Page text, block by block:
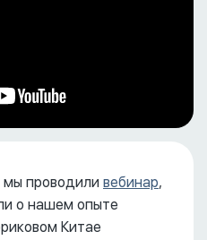
мы проводили вебинар,
о нашем опыте
Китае